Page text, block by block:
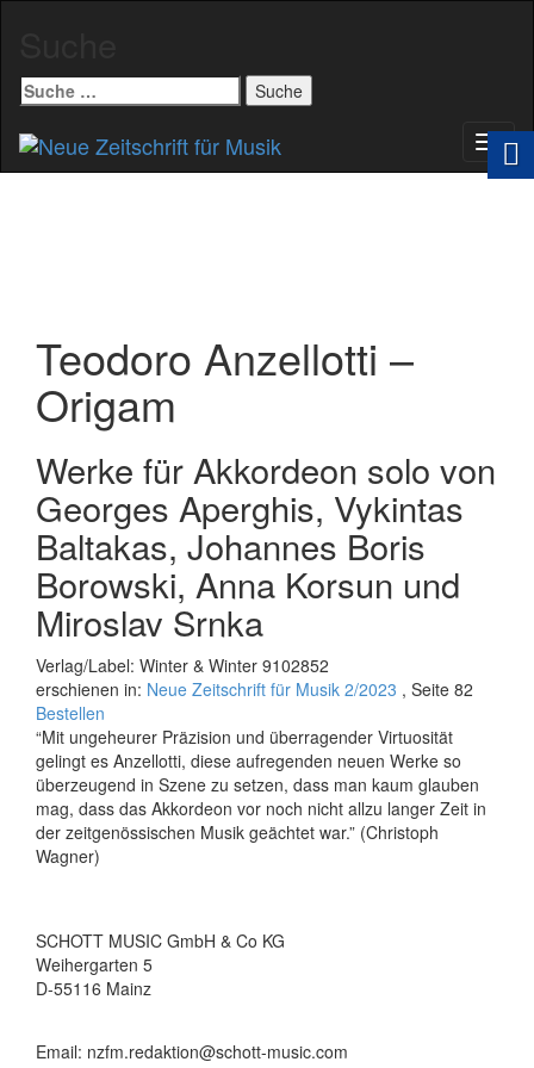
Suche
nach:
Teodoro Anzellotti –
Origam
Werke für Akkordeon solo von
Georges Aperghis, Vykintas
Baltakas, Johannes Boris
Borowski, Anna Korsun und
Miroslav Srnka
Verlag/Label: Winter & Winter 9102852
erschienen in: Neue Zeitschrift für Musik 2/2023 , Seite 82
Bestellen
“Mit ungeheurer Präzision und überragender Virtuosität
gelingt es Anzellotti, diese aufregenden neuen Werke so
überzeugend in Szene zu setzen, dass man kaum glauben
mag, dass das Akkordeon vor noch nicht allzu langer Zeit in
der zeitgenössischen Musik geächtet war.” (Christoph
Wagner)
SCHOTT MUSIC GmbH & Co KG
Weihergarten 5
D-55116 Mainz
Email: nzfm.redaktion@schott-music.com